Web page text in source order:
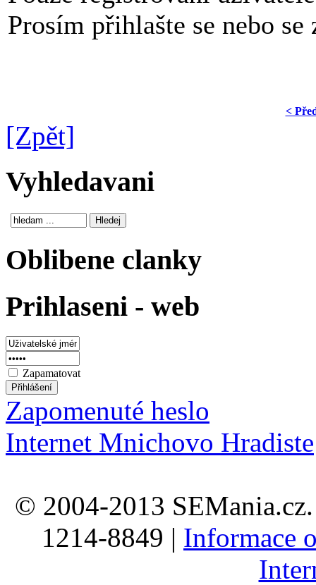
Prosím přihlašte se nebo
<
[Zpět]
Vyhledavani
Oblibene clanky
Prihlaseni - web
Zapamatovat
Zapomenuté heslo
Internet Mnichovo Hradiste
© 2004-2013
1214-8849 | Informace